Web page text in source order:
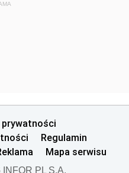
prywatności
Regulamin
Mapa serwisu
PL S.A.